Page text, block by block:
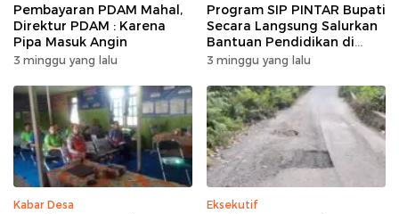
Pembayaran PDAM Mahal,
Direktur PDAM : Karena
Pipa Masuk Angin
3 minggu yang lalu
Program SIP PINTAR Bupati
Secara Langsung Salurkan
Bantuan Pendidikan di
Desa Mampuak ll
3 minggu yang lalu
Kabar Desa Eksekutif